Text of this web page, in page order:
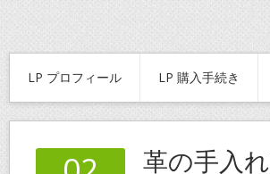
LP プロフィール LP 購入手続き
革の手入